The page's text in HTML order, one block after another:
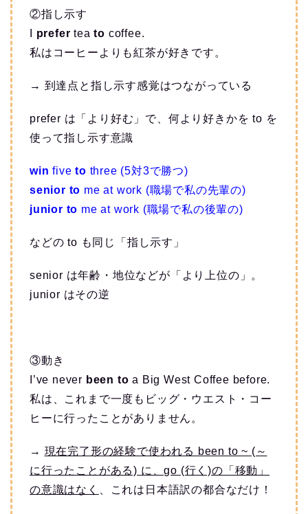
②指し示す
prefer teato coffee.
私はコーヒーよりも紅茶が好きです。
→ 到達点と指し示す感覚はつながっている
prefer は「より好む」で、何より好きかを to を
使って指し示す意識
win fiveto three (5対3で勝つ)
senior to me at work (職場で私の先輩の)
junior to me at work (職場で私の後輩の)
などの to も同じ「指し示す」
senior は年齢・地位などが「より上位の」。
junior はその逆
③動き
I’ve never been to a Big West Coffee before.
私は、これまで一度もビッグ・ウエスト・コー
ヒーに行ったことがありません。
→ 現在完了形の経験で使われる been to ~ (～
に行ったことがある) に、go (行く)の「移動」
の意識はなく
、これは日本語訳の都合なだけ！